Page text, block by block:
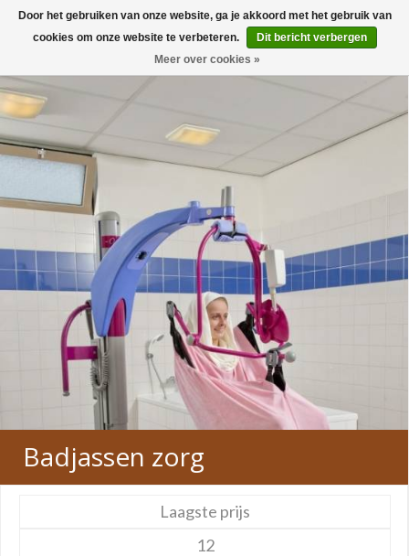
0
Badjassen zorg
Laagste prijs
12
Door het gebruiken van onze website, ga je akkoord met het gebruik van
cookies om onze website te verbeteren.
Dit bericht verbergen
Meer over cookies »